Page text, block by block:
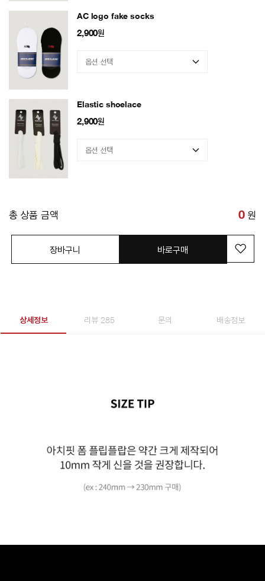
AC logo fake socks
2,900원
Elastic shoelace
2,900원
총 상품 금액 0 원
장바구니 바로구매
상세정보 리뷰 285 문의 배송정보